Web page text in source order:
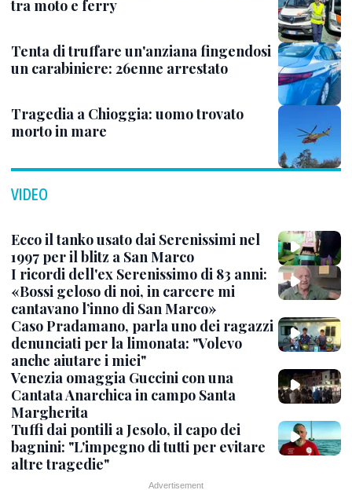
tra moto e ferry
Tenta di truffare un'anziana fingendosi
un carabiniere: 26enne arrestato
Tragedia a Chioggia: uomo trovato
morto in mare
VIDEO
Ecco il tanko usato dai Serenissimi nel
1997 per il blitz a San Marco
I ricordi dell'ex Serenissimo di 83 anni:
«Bossi geloso di noi, in carcere mi
cantavano l’inno di San Marco»
Caso Pradamano, parla uno dei ragazzi
denunciati per la limonata: "Volevo
anche aiutare i miei"
Venezia omaggia Guccini con una
Cantata Anarchica in campo Santa
Margherita
Tuffi dai pontili a Jesolo, il capo dei
bagnini: "L'impegno di tutti per evitare
altre tragedie"